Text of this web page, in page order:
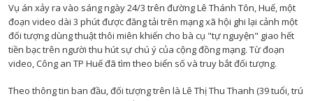
Vụ án xảy ra vào sáng ngày 24/3 trên đường Lê Thánh Tôn, Huế, một
đoạn video dài 3 phút được đăng tải trên mạng xã hội ghi lại cảnh một
đối tượng dùng thuật thôi miên khiến cho bà cụ "tự nguyện" giao hết
tiền bạc trên người thu hút sự chú ý của cộng đồng mạng. Từ đoạn
video, Công an TP Huế đã tìm theo biển số và truy bắt đối tượng.
Theo thông tin ban đầu, đối tượng trên là Lê Thị Thu Thanh (39 tuổi, trú